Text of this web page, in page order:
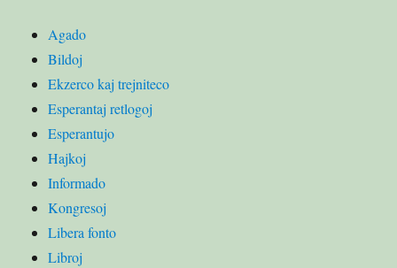
Agado
Bildoj
Ekzerco kaj trejniteco
Esperantaj retlogoj
Esperantujo
Hajkoj
Informado
Kongresoj
Libera fonto
Libroj